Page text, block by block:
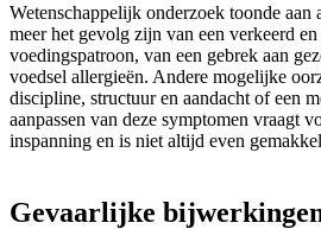
Wetenschappelijk onderzoek toonde aan
meer het gevolg zijn van een verkeerd
voedingspatroon, van een gebrek aan
voedsel allergieën. Andere mogelijke
discipline, structuur en aandacht of een
aanpassen van deze symptomen vraagt
inspanning en is niet altijd even
Gevaarlijke